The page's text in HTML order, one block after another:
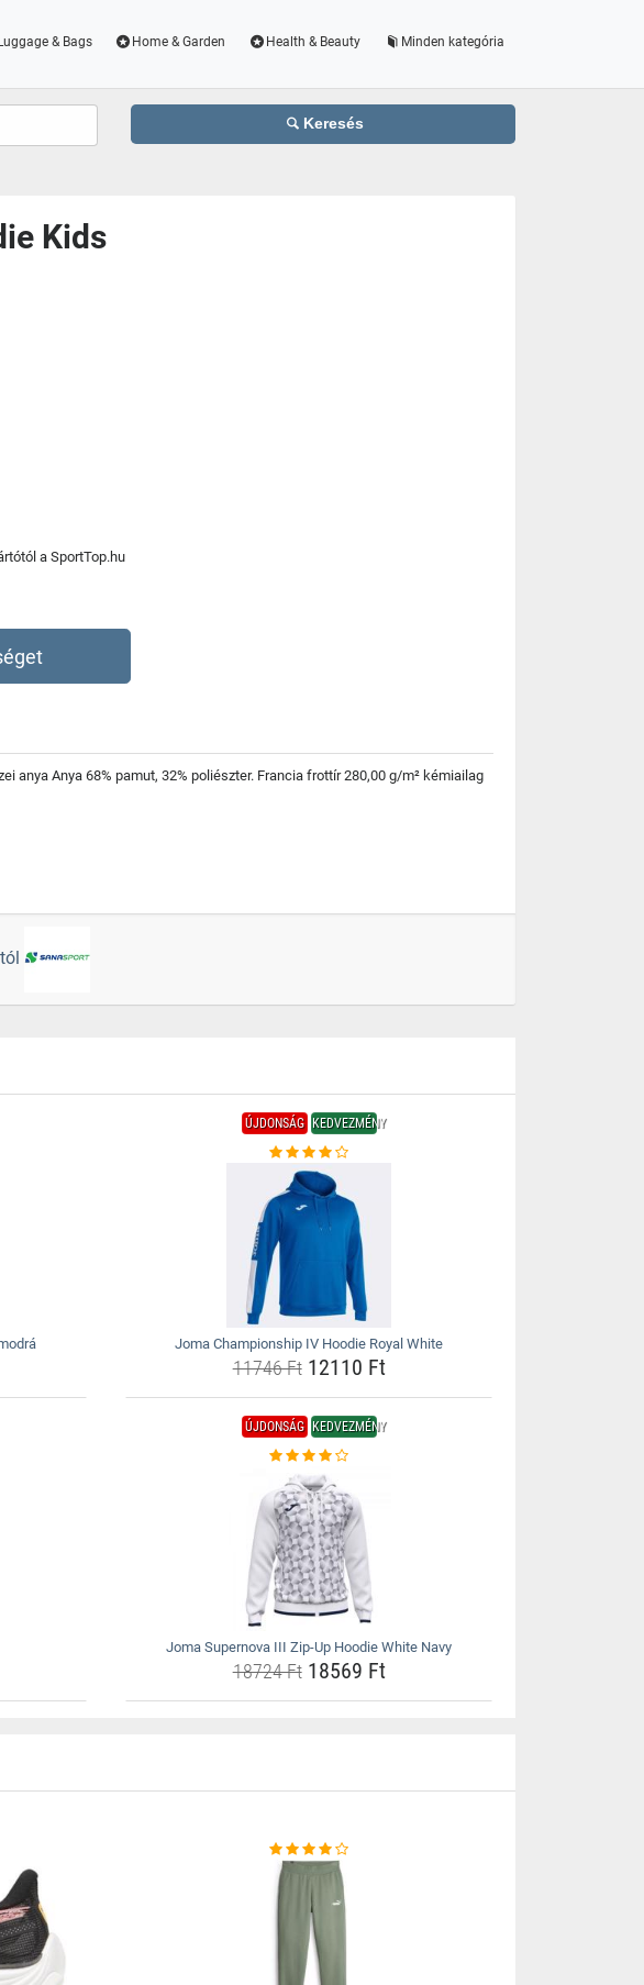
Luggage & Bags Home & Garden Health & Beauty Minden kategória
Keresés
Kids
a SportTop.hu
anya Anya 68% pamut, 32% poliészter. Francia frottír 280,00 g/m² kémiailag
ÚJDONSÁG KEDVEZMÉNY
Joma Championship IV Hoodie Royal White
11746 Ft12110 Ft
ÚJDONSÁG KEDVEZMÉNY
Joma Supernova III Zip-Up Hoodie White Navy
18724 Ft18569 Ft